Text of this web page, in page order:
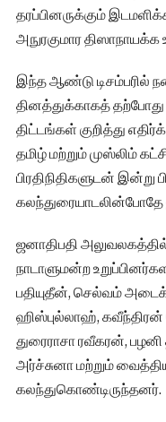
தரப்பினருக்கும்
அநுரகுமார திஸாநாயக்க
இந்த ஆண்டு டிசம்பரில்
தினத்துக்காகத் தற்போது
திட்டங்கள் குறித்து
தமிழ் மற்றும் முஸ்லிம்
பிரதிநிதிகளுடன் இன்று
கலந்துரையாடலின்போதே
ஜனாதிபதி
நாடாளுமன்ற
பதியுதீன், செல்வம்
ஹிஸ்புல்லாஹ்,
துரைராசா ரவீகரன்,
அர்ச்சுனா மற்றும்
கலந்துகொண்டிருந்தனர்.